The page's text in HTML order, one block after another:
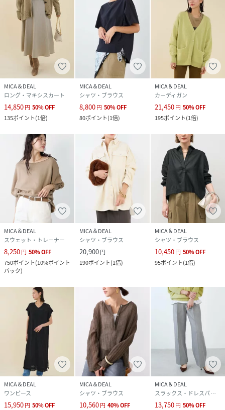
MICA＆DEAL
ロング・マキシスカート
14,850円 50%OFF
135ポイント(1倍)
MICA＆DEAL
シャツ・ブラウス
8,800円 50%OFF
80ポイント(1倍)
MICA＆DEAL
カーディガン
21,450円 50%OFF
195ポイント(1倍)
MICA＆DEAL
スウェット・トレーナー
8,250円 50%OFF
750ポイント(10%ポイント
バック)
MICA＆DEAL
シャツ・ブラウス
20,900円
190ポイント(1倍)
MICA＆DEAL
シャツ・ブラウス
10,450円 50%OFF
95ポイント(1倍)
MICA＆DEAL
ワンピース
15,950円 50%OFF
MICA＆DEAL
シャツ・ブラウス
10,560円 40%OFF
MICA＆DEAL
スラックス・ドレスパンツ
13,750円 50%OFF